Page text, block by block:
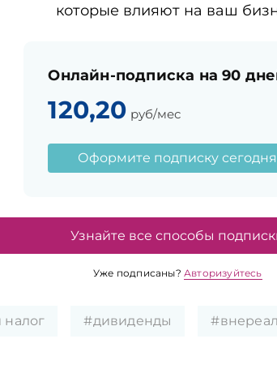
которые влияют на ваш
Онлайн-подписка на 90
120,20 руб/мес
Оформите подписку сегодня
Узнайте все способы
Уже подписаны?Авторизуйтесь
#дивиденды